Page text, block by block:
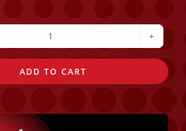
Cheese
Nachos
quantity
ADD TO CART